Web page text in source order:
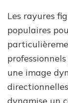
Les rayures
populaires
une image
dynamise un